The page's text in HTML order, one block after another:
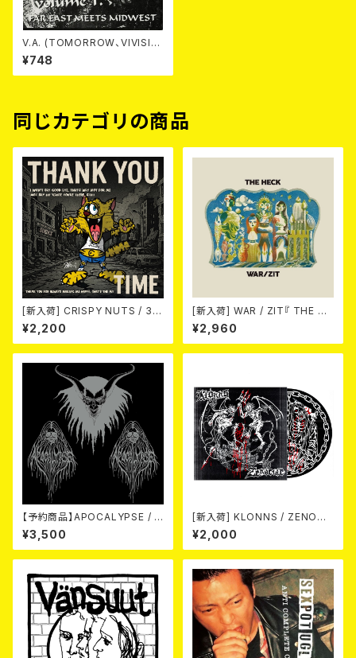
V.A. (TOMORROW、VIVISIC
K、WAVES、広島PIGSMASH、J
UDGMENT DISORDERLY、H
ANGNAIL、JOHNBENDER) /
¥748
同じカテゴリの商品
[新入荷] CRISPY NUTS / 30t
h Anniversary Vol.1 (7"EP)
¥2,200
[新入荷] WAR / ZIT『 THE HE
CK( 12") 』
¥2,960
【予約商品】APOCALYPSE / A
POCALYPSE(US Version)
LP【11月入荷予定】
¥3,500
[新入荷] KLONNS / ZENOCI
DE - KLONNS / ZENOCIDE
- SPLIT (片面12inch)
¥2,000